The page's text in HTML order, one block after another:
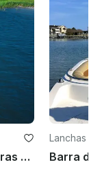
Cruzeiro ao pôr do sol e aventuras pelas ilhas com o Capitão Benny
Lanchas
ach